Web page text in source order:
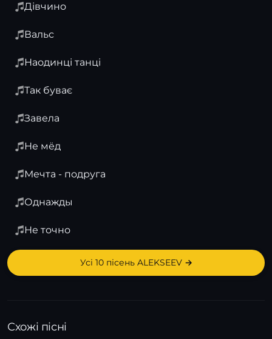
Дівчино
Вальс
Наодинці танці
Так буває
Завела
Не мёд
Мечта - подруга
Однажды
Не точно
Усі 10 пісень ALEKSEEV →
Схожі пісні